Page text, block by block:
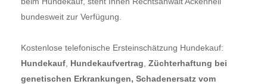
bundesweit zur Verfügung.
Kostenlose telefonische Ersteinschätzung Hundekauf:
Hundekauf Hundekaufvertrag Züchterhaftung bei
genetischen Erkrankungen, Schadenersatz vom